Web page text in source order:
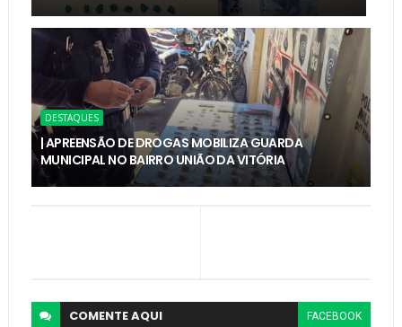
DESTAQUES
| APREENSÃO DE DROGAS MOBILIZA GUARDA
MUNICIPAL NO BAIRRO UNIÃO DA VITÓRIA
COMENTEAQUI FACEBOOK